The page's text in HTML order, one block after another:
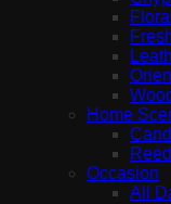
Floral
Home
Occasion
All